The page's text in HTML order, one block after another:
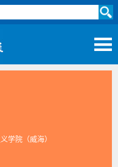
学院（威海）